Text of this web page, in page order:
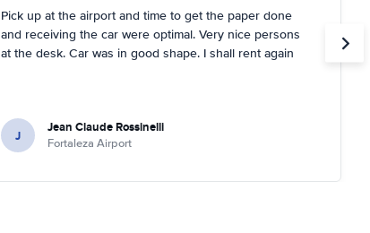
Pick up at the airport and time to get the paper done
and receiving the car were optimal. Very nice persons
at the desk. Car was in good shape. I shall rent again
J Jean Claude Rossinelli
Fortaleza Airport